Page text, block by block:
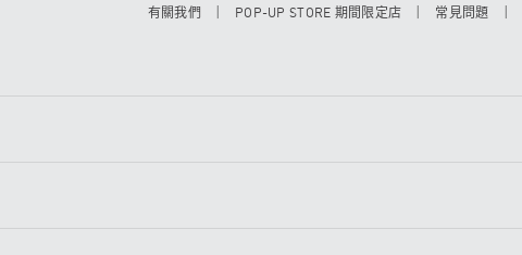
有關我們 POP-UP STORE 期間限定店 常見問題